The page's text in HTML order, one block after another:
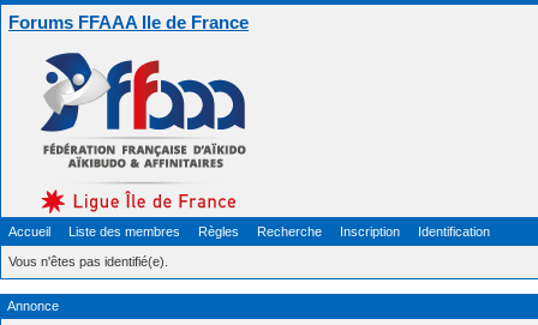
Forums FFAAA Ile de France
Accueil Liste des membres Règles Recherche Inscription Identification
Vous n'êtes pas identifié(e).
Annonce